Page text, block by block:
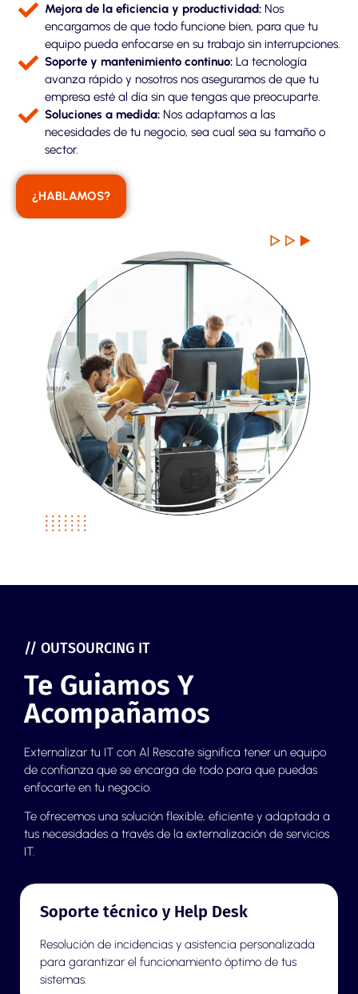
Mejora de la eficiencia y productividad: Nos
encargamos de que todo funcione bien, para que tu
equipo pueda enfocarse en su trabajo sin interrupciones.
Soporte y mantenimiento continuo: La tecnología
avanza rápido y nosotros nos aseguramos de que tu
empresa esté al día sin que tengas que preocuparte.
Soluciones a medida: Nos adaptamos a las
necesidades de tu negocio, sea cual sea su tamaño o
sector.
¿HABLAMOS?
// OUTSOURCING IT
Te Guiamos Y
Acompañamos
Externalizar tu IT con Al Rescate significa tener un equipo
de confianza que se encarga de todo para que puedas
enfocarte en tu negocio.
Te ofrecemos una solución flexible, eficiente y adaptada a
tus necesidades a través de la externalización de servicios
IT.
Soporte técnico y Help Desk
Resolución de incidencias y asistencia personalizada
para garantizar el funcionamiento óptimo de tus
sistemas.